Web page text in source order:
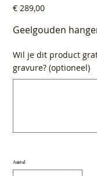
Prijs
€ 289,00
Geelgouden
Wil je dit product
gravure? (optioneel)
Aantal